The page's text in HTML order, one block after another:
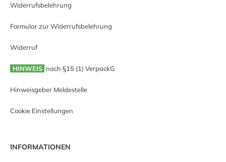
Widerrufsbelehrung
Formular zur Widerrufsbelehrung
Widerruf
HINWEIS nach §15 (1) VerpackG
Hinweisgeber Meldestelle
Cookie Einstellungen
INFORMATIONEN